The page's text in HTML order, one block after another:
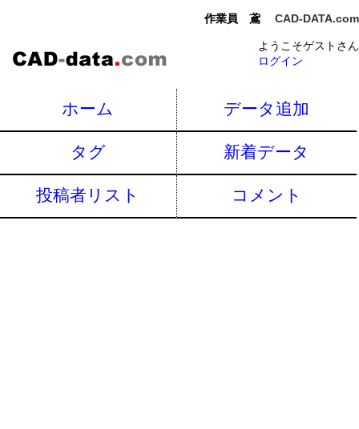
作業員 鳶 CAD-DATA.com
ようこそゲストさん
ログイン
ホーム データ追加
タグ 新着データ
投稿者リスト コメント